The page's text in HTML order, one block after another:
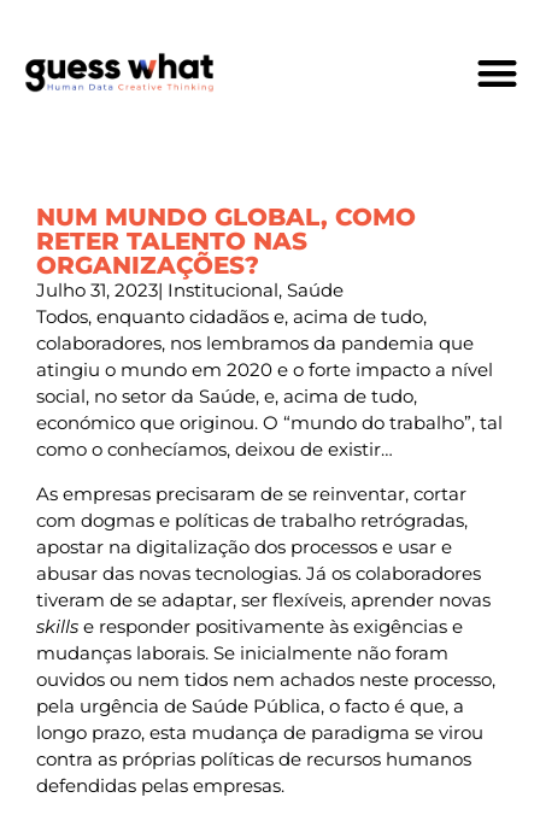
NUM MUNDO GLOBAL, COMO
RETER TALENTO NAS
ORGANIZAÇÕES?
Julho 31, 2023| Institucional, Saúde
Todos, enquanto cidadãos e, acima de tudo,
colaboradores, nos lembramos da pandemia que
atingiu o mundo em 2020 e o forte impacto a nível
social, no setor da Saúde, e, acima de tudo,
económico que originou. O “mundo do trabalho”, tal
como o conhecíamos, deixou de existir…
As empresas precisaram de se reinventar, cortar
com dogmas e políticas de trabalho retrógradas,
apostar na digitalização dos processos e usar e
abusar das novas tecnologias. Já os colaboradores
tiveram de se adaptar, ser flexíveis, aprender novas
skills e responder positivamente às exigências e
mudanças laborais. Se inicialmente não foram
ouvidos ou nem tidos nem achados neste processo,
pela urgência de Saúde Pública, o facto é que, a
longo prazo, esta mudança de paradigma se virou
contra as próprias políticas de recursos humanos
defendidas pelas empresas.